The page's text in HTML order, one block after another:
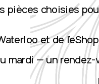
pièces choisies
et de
mardi — un